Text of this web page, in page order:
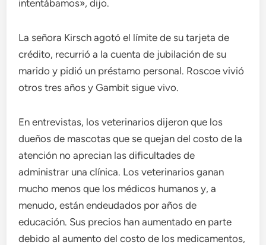
intentábamos», dijo.
La señora Kirsch agotó el límite de su tarjeta de
crédito, recurrió a la cuenta de jubilación de su
marido y pidió un préstamo personal. Roscoe vivió
otros tres años y Gambit sigue vivo.
En entrevistas, los veterinarios dijeron que los
dueños de mascotas que se quejan del costo de la
atención no aprecian las dificultades de
administrar una clínica. Los veterinarios ganan
mucho menos que los médicos humanos y, a
menudo, están endeudados por años de
educación. Sus precios han aumentado en parte
debido al aumento del costo de los medicamentos,